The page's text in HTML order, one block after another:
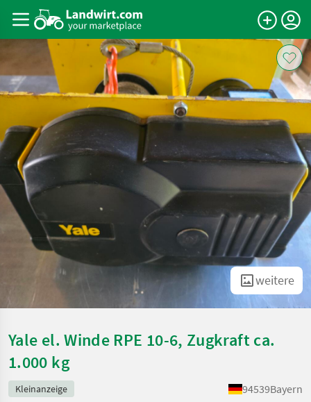
weitere
Yale el. Winde RPE 10-6, Zugkraft ca.
1.000 kg
Kleinanzeige 94539Bayern